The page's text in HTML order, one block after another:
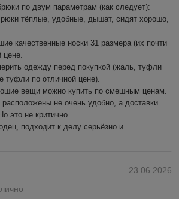
по двум параметрам (как следует):
тёплые, удобные, дышат, сидят хорошо,
качественные носки 31 размера (их почти
цене.
одежду перед покупкой (жаль, туфли
туфли по отличной цене).
вещи можно купить по смешным ценам.
не очень удобно, а доставки
это не критично.
подходит к делу серьёзно и
23.06.2026